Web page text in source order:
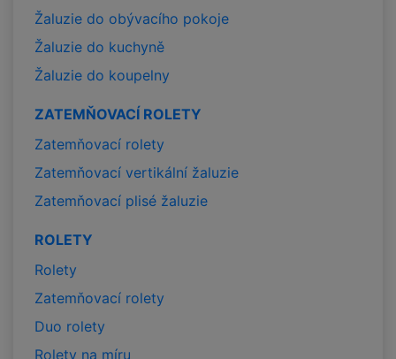
Žaluzie do obývacího pokoje
Žaluzie do kuchyně
Žaluzie do koupelny
ZATEMŇOVACÍ ROLETY
Zatemňovací rolety
Zatemňovací vertikální žaluzie
Zatemňovací plisé žaluzie
ROLETY
Rolety
Zatemňovací rolety
Duo rolety
Rolety na míru